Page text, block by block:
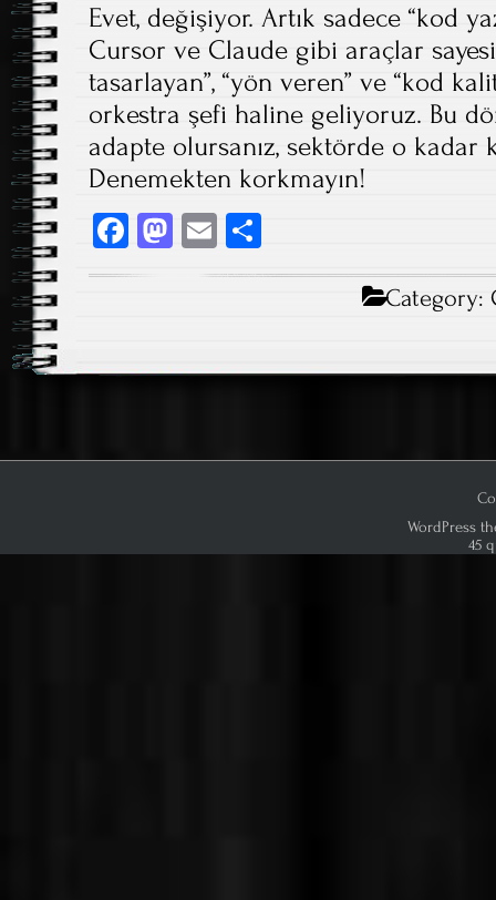
Evet, değişiyor. Artık sadece “kod
Cursor ve Claude gibi araçlar
tasarlayan”, “yön veren” ve “kod
orkestra şefi haline geliyoruz. Bu
adapte olursanız, sektörde o kadar
Denemekten korkmayın!
Fa
ce
ok
M
o
E
m ha
Category:
WordPress
45